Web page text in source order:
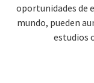
oportunidades de
mundo, pueden
estudios